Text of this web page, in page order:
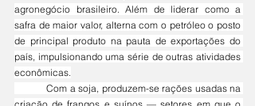
agronegócio brasileiro. Além de liderar como a
safra de maior valor, alterna com o petróleo o posto
de principal produto na pauta de exportações do
país, impulsionando uma série de outras atividades
econômicas.
	Com a soja, produzem-se rações usadas na